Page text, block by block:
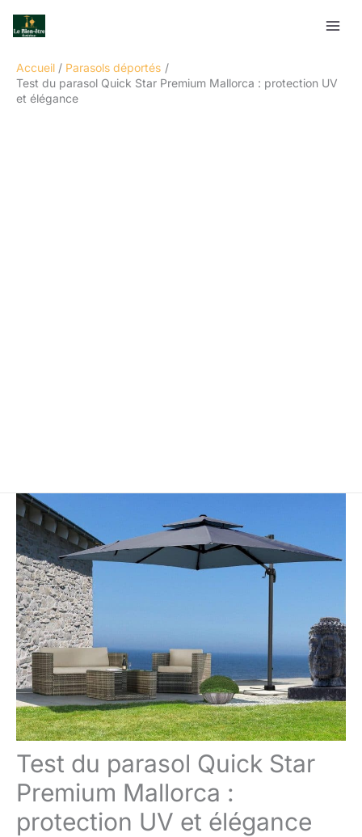
Accueil
Parasols déportés
Test du parasol Quick Star Premium Mallorca : protection UV
et élégance
Test du parasol Quick Star
Premium Mallorca :
protection UV et élégance